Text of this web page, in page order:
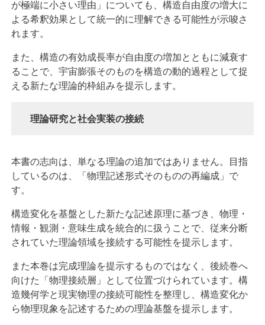
が極端に小さい理由」についても、構造自由度の増大に
よる希釈効果として統一的に理解できる可能性が示唆さ
れます。
また、構造の有効成長率が自由度の増加とともに減衰す
ることで、宇宙膨張そのものを構造の動的過程として捉
える新たな理論的枠組みを提示します。
理論研究と社会実装の接続
本書の志向は、単なる理論の追加ではありません。目指
しているのは、「物理記述形式そのものの再編成」で
す。
構造変化を基盤とした新たな記述原理に基づき、物理・
情報・観測・意味生成を統合的に扱うことで、従来分断
されていた理論領域を接続する可能性を提示します。
また本巻は完成理論を提示するものではなく、後続巻へ
向けた「物理接続層」として位置づけられています。構
造幾何学と現実物理の接続可能性を整理し、構造変化か
ら物理現象を記述するための理論基盤を提示します。